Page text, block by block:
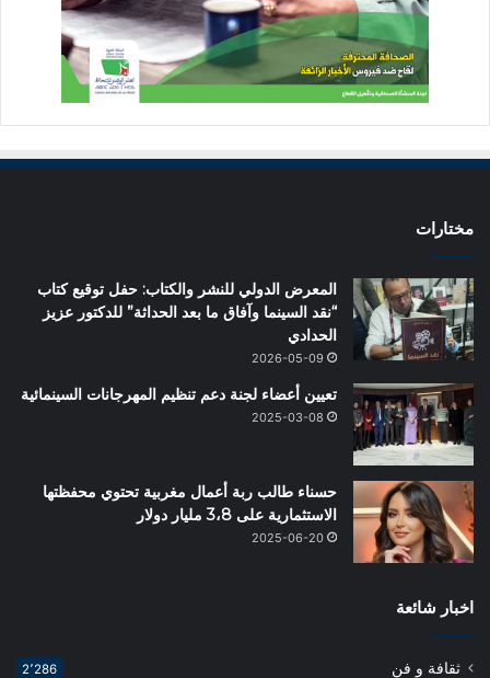
مختارات
المعرض الدولي للنشر والكتاب: حفل توقيع كتاب
“نقد السينما وآفاق ما بعد الحداثة” للدكتور عزيز
الحدادي
2026-05-09
تعيين أعضاء لجنة دعم تنظيم المهرجانات السينمائية
2025-03-08
حسناء طالب ربة أعمال مغربية تحتوي محفظتها
الاستثمارية على 3،8 مليار دولار
2025-06-20
اخبار شائعة
ثقافة و فن 2٬286